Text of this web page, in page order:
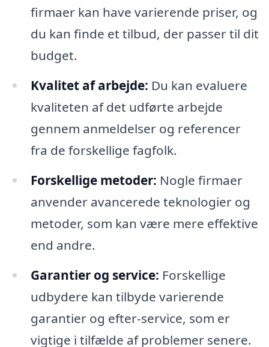
firmaer kan have varierende priser, og
du kan finde et tilbud, der passer til dit
budget.
Kvalitet af arbejde: Du kan evaluere
kvaliteten af det udførte arbejde
gennem anmeldelser og referencer
fra de forskellige fagfolk.
Forskellige metoder: Nogle firmaer
anvender avancerede teknologier og
metoder, som kan være mere effektive
end andre.
Garantier og service: Forskellige
udbydere kan tilbyde varierende
garantier og efter-service, som er
vigtige i tilfælde af problemer senere.